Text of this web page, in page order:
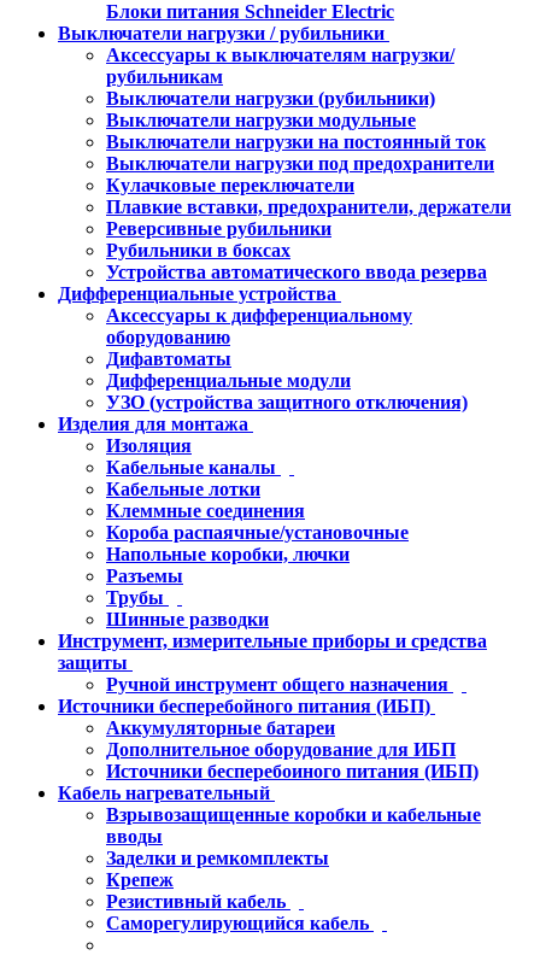
Блоки питания Schneider Electric
Выключатели нагрузки / рубильники
Аксессуары к выключателям нагрузки/
рубильникам
Выключатели нагрузки (рубильники)
Выключатели нагрузки модульные
Выключатели нагрузки на постоянный ток
Выключатели нагрузки под предохранители
Кулачковые переключатели
Плавкие вставки, предохранители, держатели
Реверсивные рубильники
Рубильники в боксах
Устройства автоматического ввода резерва
Дифференциальные устройства
Аксессуары к дифференциальному
оборудованию
Дифавтоматы
Дифференциальные модули
УЗО (устройства защитного отключения)
Изделия для монтажа
Изоляция
Кабельные каналы
Кабельные лотки
Клеммные соединения
Короба распаячные/установочные
Напольные коробки, лючки
Разъемы
Трубы
Шинные разводки
Инструмент, измерительные приборы и средства
защиты
Ручной инструмент общего назначения
Источники бесперебойного питания (ИБП)
Аккумуляторные батареи
Дополнительное оборудование для ИБП
Источники бесперебоиного питания (ИБП)
Кабель нагревательный
Взрывозащищенные коробки и кабельные
вводы
Заделки и ремкомплекты
Крепеж
Резистивный кабель
Саморегулирующийся кабель